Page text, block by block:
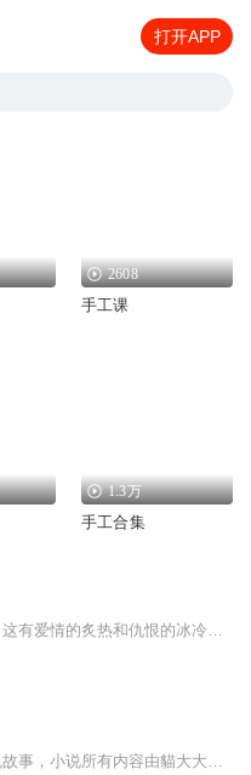
打开APP
2608
手工课
1.3万
手工合集